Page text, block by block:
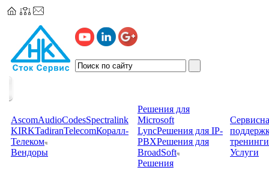
AscomAudioCodesSpectralink
KIRKTadiranTelecomКоралл-
Телеком
Вендоры
Решения для
Microsoft
LyncРешения для IP-
PBXРешения для
BroadSoft
Решения
тренинги
Услуги